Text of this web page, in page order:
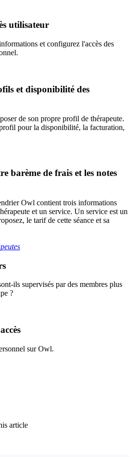
s utilisateur
et configurez l'accès des
.
et disponibilité des
de son propre profil de thérapeute.
pour la disponibilité, la facturation,
barème de frais et les notes
Owl contient trois informations
érapeute et un service. Un service est un
, le tarif de cette séance et sa
-ils supervisés par des membres plus
?
accès
sur Owl.
article